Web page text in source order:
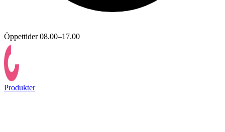
Öppettider 08.00–17.00
Produkter